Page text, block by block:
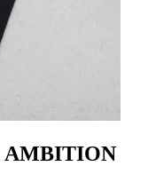
AMBITION